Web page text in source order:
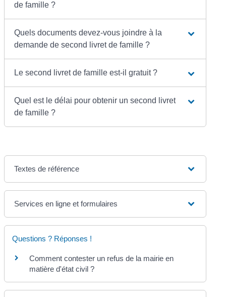
de famille ?
Quels documents devez-vous joindre à la
demande de second livret de famille ?
Le second livret de famille est-il gratuit ?
Quel est le délai pour obtenir un second livret
de famille ?
Textes de référence
Services en ligne et formulaires
Questions ? Réponses !
Comment contester un refus de la mairie en
matière d'état civil ?